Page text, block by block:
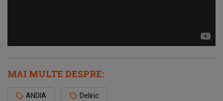
MAI MULTE DESPRE:
ANDIA Deliric